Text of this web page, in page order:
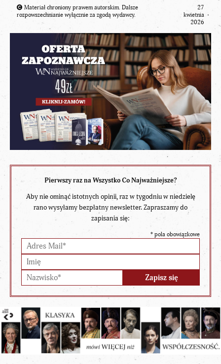
Materiał chroniony prawem autorskim. Dalsze
rozpowszechnianie wyłącznie za zgodą wydawcy.
27
kwietnia
2026
Pierwszy raz na Wszystko Co Najważniejsze?
Aby nie ominąć istotnych opinii, raz w tygodniu w niedzielę
rano wysyłamy bezpłatny newsletter. Zapraszamy do
zapisania się:
* pola obowiązkowe